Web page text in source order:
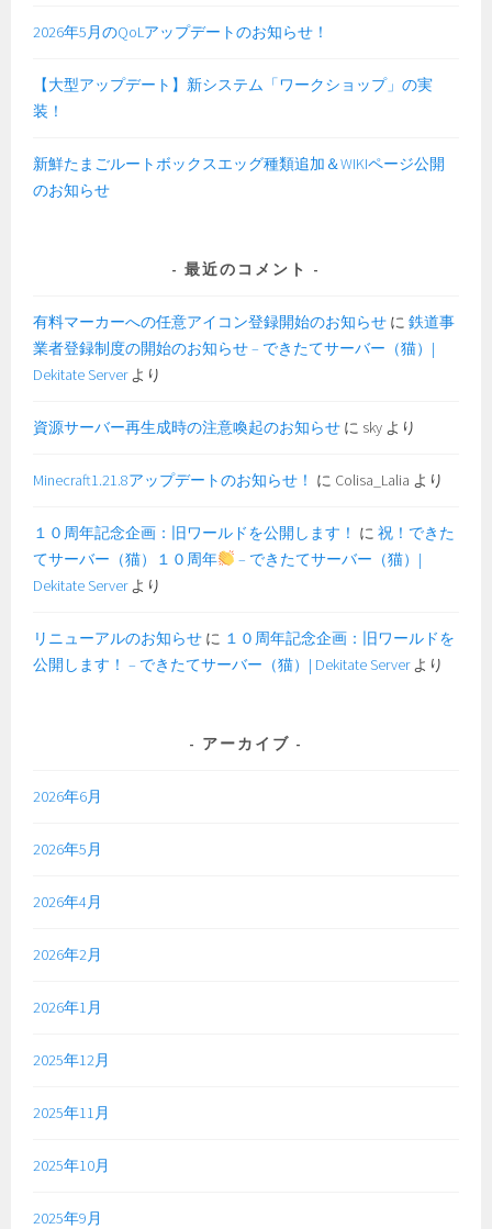
2026年5月のQoLアップデートのお知らせ！
【大型アップデート】新システム「ワークショップ」の実
装！
新鮮たまごルートボックスエッグ種類追加＆WIKIページ公開
のお知らせ
最近のコメント
有料マーカーへの任意アイコン登録開始のお知らせ に鉄道事
業者登録制度の開始のお知らせ – できたてサーバー（猫）|
Dekitate Serverより
資源サーバー再生成時の注意喚起のお知らせ に sky より
Minecraft1.21.8アップデートのお知らせ！ に Colisa_Lalia より
１０周年記念企画：旧ワールドを公開します！ に祝！できた
てサーバー（猫）１０周年
– できたてサーバー（猫）|
Dekitate Serverより
リニューアルのお知らせ に １０周年記念企画：旧ワールドを
公開します！ – できたてサーバー（猫）| Dekitate Serverより
アーカイブ
2026年6月
2026年5月
2026年4月
2026年2月
2026年1月
2025年12月
2025年11月
2025年10月
2025年9月